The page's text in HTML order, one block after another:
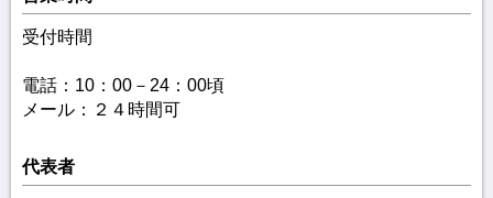
受付時間
電話：10：00－24：00頃
メール：２４時間可
代表者